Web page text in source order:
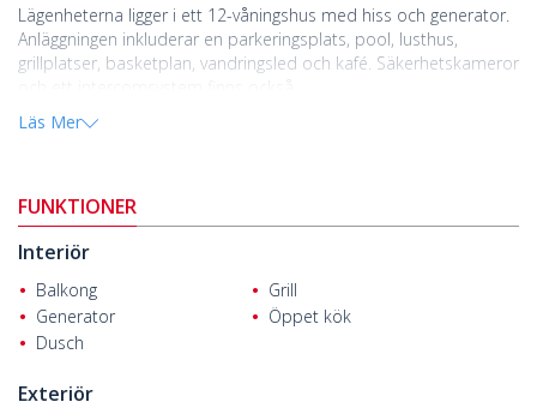
Lägenheterna ligger i ett 12-våningshus med hiss och generator.
Anläggningen inkluderar en parkeringsplats, pool, lusthus,
grillplatser, basketplan, vandringsled och kafé. Säkerhetskameror
Projektet är beläget i Tece-regionen i Mersin, Turkiet. Mersin är
Lägenheterna till salu i Mersin
Çeşmeli motorväg, 10 km från köpcentret Soli Center, 17 km från
Mersin småbåtshamn, 18 km från Erdemli, 19 km från Forum
köpcentrum och 89 km från Çukurova flygplats.
Läs Mer
FUNKTIONER
Interiör
Balkong
Grill
Generator
Öppet kök
Dusch
Exteriör